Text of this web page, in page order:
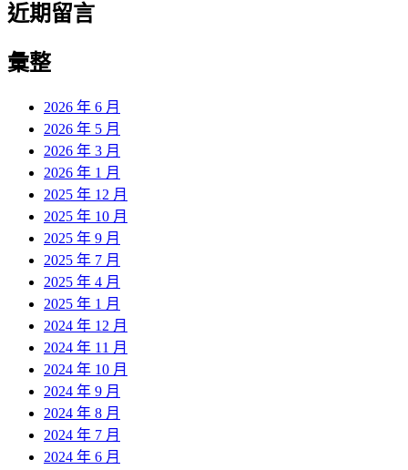
近期留言
彙整
2026 年 6 月
2026 年 5 月
2026 年 3 月
2026 年 1 月
2025 年 12 月
2025 年 10 月
2025 年 9 月
2025 年 7 月
2025 年 4 月
2025 年 1 月
2024 年 12 月
2024 年 11 月
2024 年 10 月
2024 年 9 月
2024 年 8 月
2024 年 7 月
2024 年 6 月